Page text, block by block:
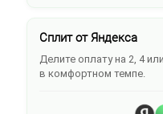
Сплит от Яндекса
Делите оплату на 2, 4
в комфортном темпе.